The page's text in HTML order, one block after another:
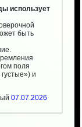
использует
быть
поля
и
07.07.2026